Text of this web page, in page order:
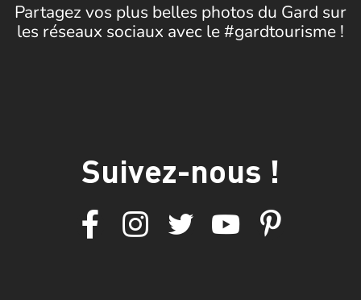
Partagez vos plus belles photos du Gard sur
les réseaux sociaux avec le #gardtourisme !
Suivez-nous !